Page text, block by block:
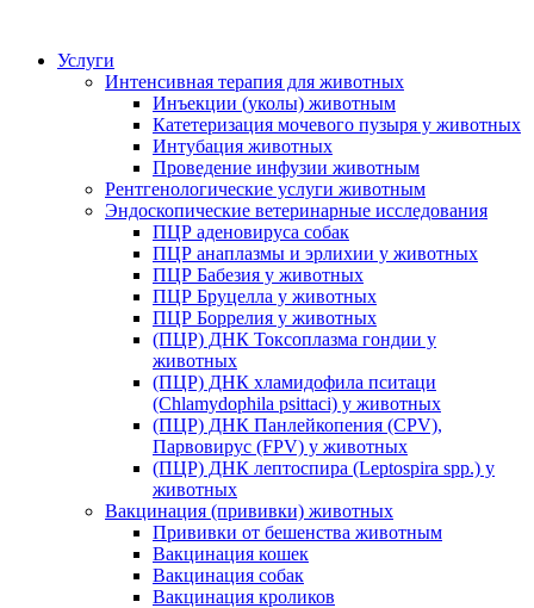
Услуги
Интенсивная терапия для животных
Инъекции (уколы) животным
Катетеризация мочевого пузыря у животных
Интубация животных
Проведение инфузии животным
Рентгенологические услуги животным
Эндоскопические ветеринарные исследования
ПЦР аденовируса собак
ПЦР анаплазмы и эрлихии у животных
ПЦР Бабезия у животных
ПЦР Бруцелла у животных
ПЦР Боррелия у животных
(ПЦР) ДНК Токсоплазма гондии у
животных
(ПЦР) ДНК хламидофила пситаци
(Chlamydophila psittaci) у животных
(ПЦР) ДНК Панлейкопения (CPV),
Парвовирус (FPV) у животных
(ПЦР) ДНК лептоспира (Leptospira spp.) у
животных
Вакцинация (прививки) животных
Прививки от бешенства животным
Вакцинация кошек
Вакцинация собак
Вакцинация кроликов